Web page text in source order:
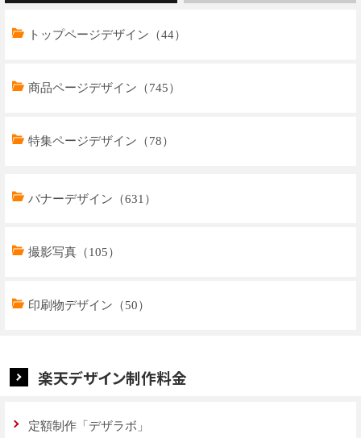
トップページデザイン（44）
商品ページデザイン（745）
特集ページデザイン（78）
トップページデザイン（32）
商品ページデザイン（769）
特集ページデザイン（59）
バナーデザイン（631）
撮影写真（105）
印刷物デザイン（50）
楽天デザイン制作料金
定額制作「デザラボ」